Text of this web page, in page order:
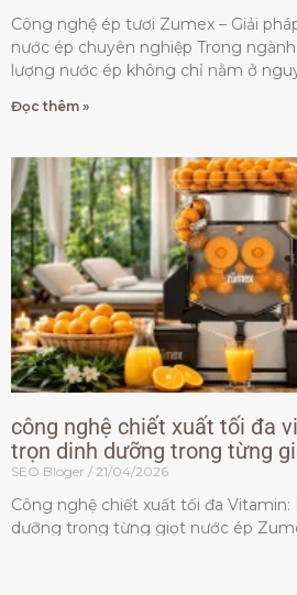
Công nghệ ép tươi Zumex – Giải
nước ép chuyên nghiệp Trong
lượng nước ép không chỉ nằm ở
Đọc thêm »
công nghệ chiết xuất tối đa
trọn dinh dưỡng trong từng
SEO Bloger 21/04/2026
Công nghệ chiết xuất tối đa
dưỡng trong từng giọt nước ép